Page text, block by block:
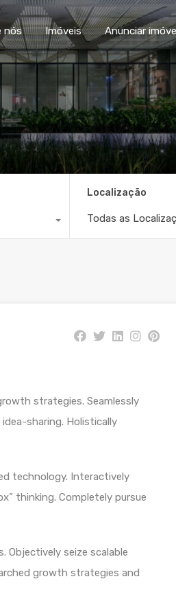
Home Sobre nós
nós Imóveis Anunciar
Localização
Todas as
strategies. Seamlessly
sharing. Holistically
technology. Interactively
thinking. Completely pursue
Objectively seize scalable
growth strategies and